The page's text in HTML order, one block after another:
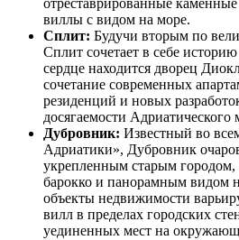
отреставрированные
виллы с видом на море.
Сплит: Будучи вторым по
Сплит сочетает в себе
сердце находится дворец
сочетание современных
резиденций и новых
досягаемости Адриатического
Дубровник: Известный во
Адриатики», Дубровник
укрепленным старым городом,
барокко и панорамным видом
объекты недвижимости
вилл в пределах городских
уединенных мест на